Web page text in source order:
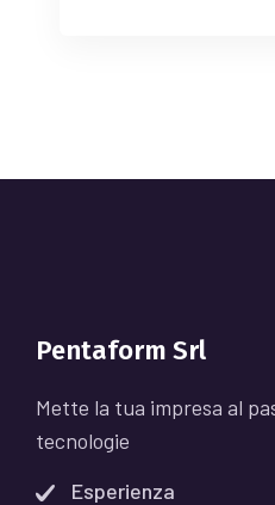
Pentaform Srl
Mette la tua impresa al
tecnologie
Esperienza